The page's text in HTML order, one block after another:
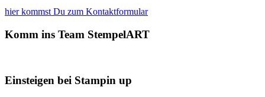
hier kommst Du zum Kontaktformular
Komm ins Team StempelART
Einsteigen bei Stampin up